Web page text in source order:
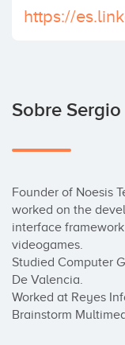
https://
Sobre
Founder of Noesis
worked on the
interface
videogames.
Studied Computer
De Valencia.
Worked at Reyes
Brainstorm